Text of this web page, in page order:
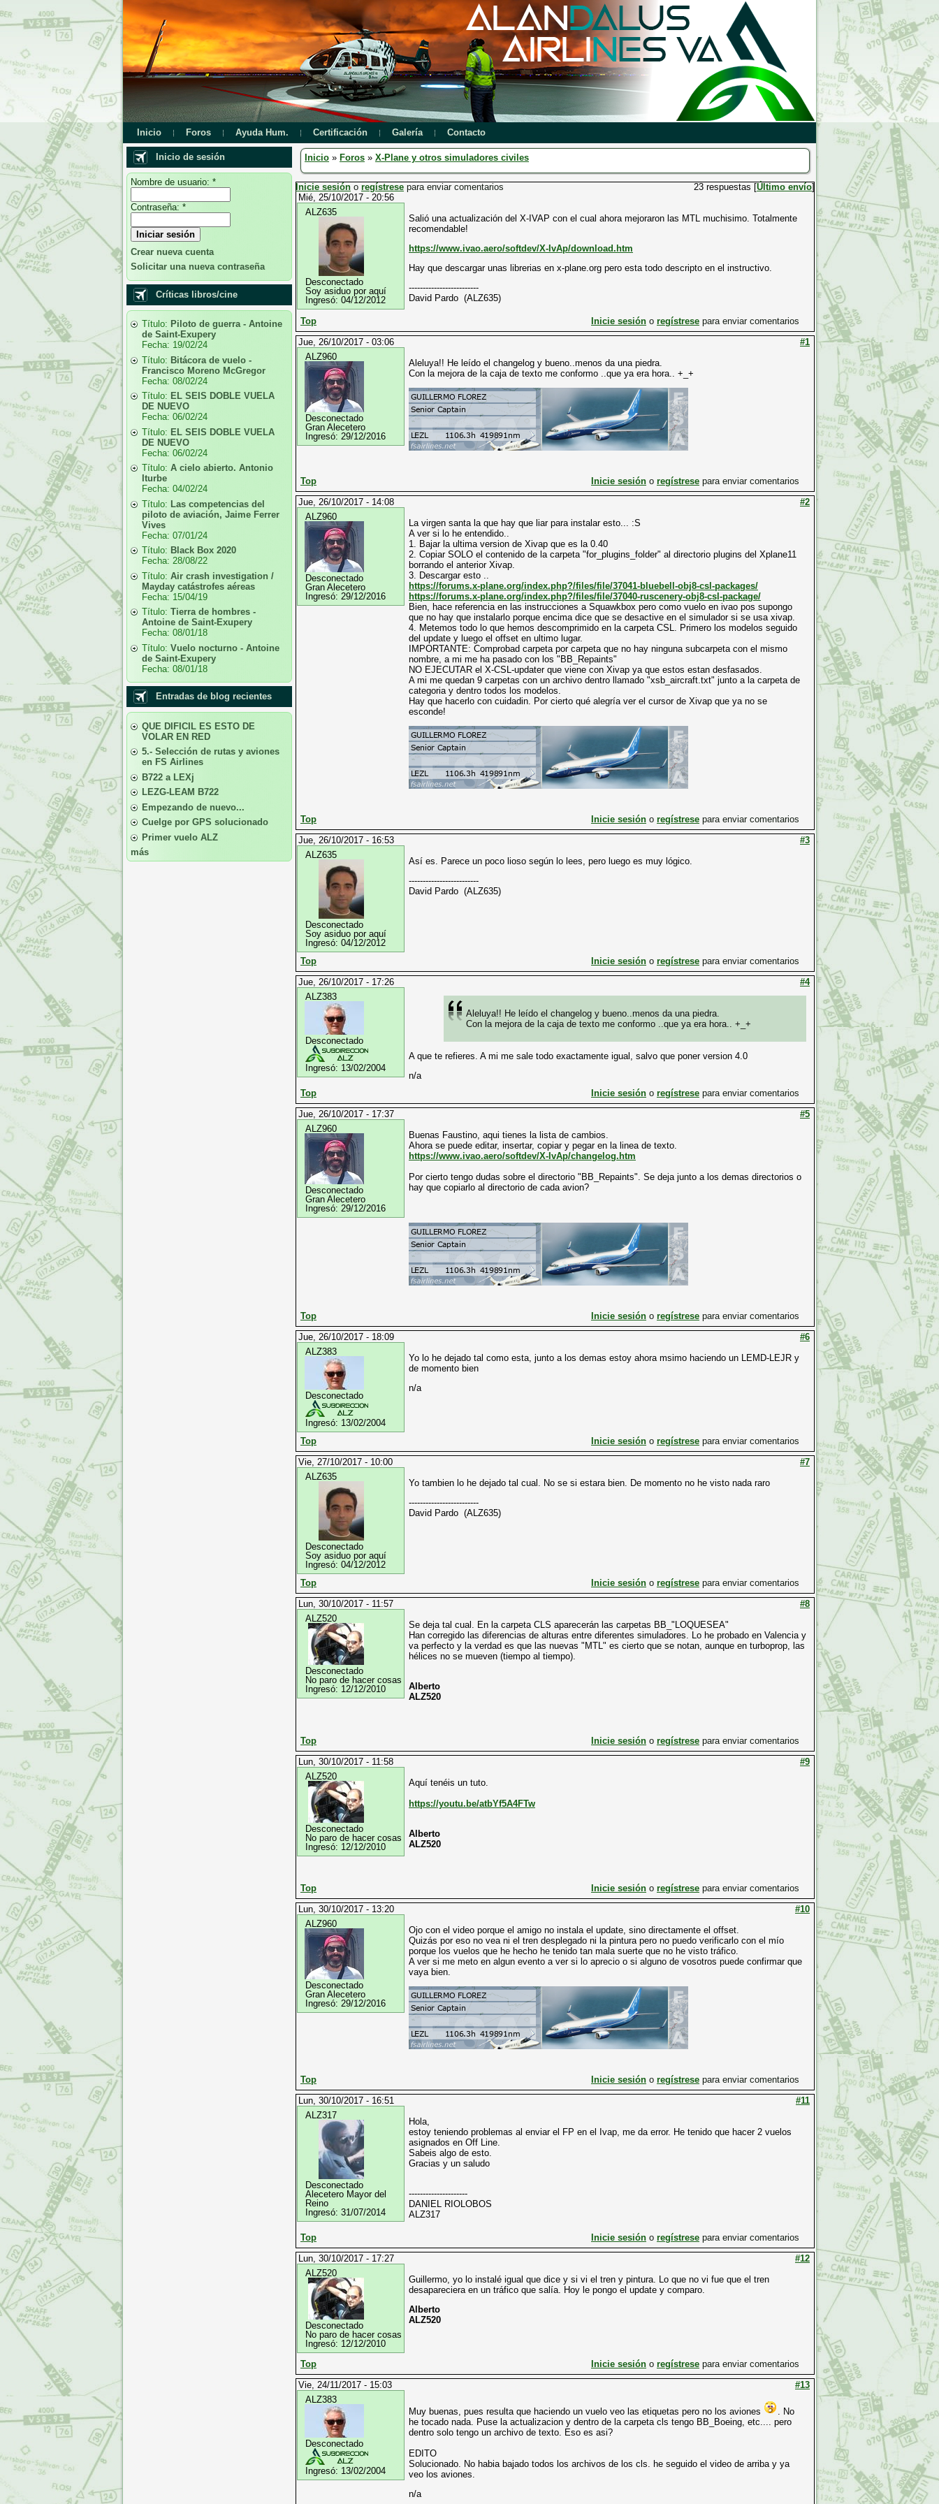
Inicio Foros Ayuda Hum. Certificación Galería Contacto
Inicio de sesión
Nombre de usuario: *
Contraseña: *
Crear nueva cuenta
Solicitar una nueva contraseña
Críticas libros/cine
Título: Piloto de guerra - Antoine
de Saint-Exupery
Fecha: 19/02/24
Título: Bitácora de vuelo -
Francisco Moreno McGregor
Fecha: 08/02/24
Título: EL SEIS DOBLE VUELA
DE NUEVO
Fecha: 06/02/24
Título: EL SEIS DOBLE VUELA
DE NUEVO
Fecha: 06/02/24
Título: A cielo abierto. Antonio
Iturbe
Fecha: 04/02/24
Título: Las competencias del
piloto de aviación, Jaime Ferrer
Vives
Fecha: 07/01/24
Título: Black Box 2020
Fecha: 28/08/22
Título: Air crash investigation /
Mayday catástrofes aéreas
Fecha: 15/04/19
Título: Tierra de hombres -
Antoine de Saint-Exupery
Fecha: 08/01/18
Título: Vuelo nocturno - Antoine
de Saint-Exupery
Fecha: 08/01/18
Entradas de blog recientes
QUE DIFICIL ES ESTO DE
VOLAR EN RED
5.- Selección de rutas y aviones
en FS Airlines
B722 a LEXj
LEZG-LEAM B722
Empezando de nuevo...
Cuelge por GPS solucionado
Primer vuelo ALZ
más
Inicio » Foros » X-Plane y otros simuladores civiles
Inicie sesión o regístrese para enviar comentarios 23 respuestas [Último envío]
Mié, 25/10/2017 - 20:56
ALZ635
Desconectado
Soy asiduo por aquí
Ingresó: 04/12/2012
Salió una actualización del X-IVAP con el cual ahora mejoraron las MTL muchisimo. Totalmente
recomendable!
https://www.ivao.aero/softdev/X-IvAp/download.htm
Hay que descargar unas librerias en x-plane.org pero esta todo descripto en el instructivo.
-------------------------
David Pardo (ALZ635)
Top Inicie sesión o regístrese para enviar comentarios
Jue, 26/10/2017 - 03:06
#1
ALZ960
Desconectado
Gran Alecetero
Ingresó: 29/12/2016
Aleluya!! He leído el changelog y bueno..menos da una piedra.
Con la mejora de la caja de texto me conformo ..que ya era hora.. +_+
Top Inicie sesión o regístrese para enviar comentarios
Jue, 26/10/2017 - 14:08
#2
ALZ960
Desconectado
Gran Alecetero
Ingresó: 29/12/2016
La virgen santa la que hay que liar para instalar esto... :S
A ver si lo he entendido..
1. Bajar la ultima version de Xivap que es la 0.40
2. Copiar SOLO el contenido de la carpeta "for_plugins_folder" al directorio plugins del Xplane11
borrando el anterior Xivap.
3. Descargar esto ..
https://forums.x-plane.org/index.php?/files/file/37041-bluebell-obj8-csl-packages/
https://forums.x-plane.org/index.php?/files/file/37040-ruscenery-obj8-csl-package/
Bien, hace referencia en las instrucciones a Squawkbox pero como vuelo en ivao pos supongo
que no hay que instalarlo porque encima dice que se desactive en el simulador si se usa xivap.
4. Metemos todo lo que hemos descomprimido en la carpeta CSL. Primero los modelos seguido
del update y luego el offset en ultimo lugar.
IMPORTANTE: Comprobad carpeta por carpeta que no hay ninguna subcarpeta con el mismo
nombre, a mi me ha pasado con los "BB_Repaints"
NO EJECUTAR el X-CSL-updater que viene con Xivap ya que estos estan desfasados.
A mi me quedan 9 carpetas con un archivo dentro llamado "xsb_aircraft.txt" junto a la carpeta de
categoria y dentro todos los modelos.
Hay que hacerlo con cuidadin. Por cierto qué alegría ver el cursor de Xivap que ya no se
esconde!
Top Inicie sesión o regístrese para enviar comentarios
Jue, 26/10/2017 - 16:53
#3
ALZ635
Desconectado
Soy asiduo por aquí
Ingresó: 04/12/2012
Así es. Parece un poco lioso según lo lees, pero luego es muy lógico.
-------------------------
David Pardo (ALZ635)
Top Inicie sesión o regístrese para enviar comentarios
Jue, 26/10/2017 - 17:26
#4
ALZ383
Desconectado
Ingresó: 13/02/2004
Aleluya!! He leído el changelog y bueno..menos da una piedra.
Con la mejora de la caja de texto me conformo ..que ya era hora.. +_+
A que te refieres. A mi me sale todo exactamente igual, salvo que poner version 4.0
n/a
Top
Inicie sesión o regístrese para enviar comentarios
Jue, 26/10/2017 - 17:37
#5
ALZ960
Desconectado
Gran Alecetero
Ingresó: 29/12/2016
Buenas Faustino, aqui tienes la lista de cambios.
Ahora se puede editar, insertar, copiar y pegar en la linea de texto.
https://www.ivao.aero/softdev/X-IvAp/changelog.htm
Por cierto tengo dudas sobre el directorio "BB_Repaints". Se deja junto a los demas directorios o
hay que copiarlo al directorio de cada avion?
Top Inicie sesión o regístrese para enviar comentarios
Jue, 26/10/2017 - 18:09
#6
ALZ383
Desconectado
Ingresó: 13/02/2004
Yo lo he dejado tal como esta, junto a los demas estoy ahora msimo haciendo un LEMD-LEJR y
de momento bien
n/a
Top Inicie sesión o regístrese para enviar comentarios
Vie, 27/10/2017 - 10:00
#7
ALZ635
Desconectado
Soy asiduo por aquí
Ingresó: 04/12/2012
Yo tambien lo he dejado tal cual. No se si estara bien. De momento no he visto nada raro
-------------------------
David Pardo (ALZ635)
Top Inicie sesión o regístrese para enviar comentarios
Lun, 30/10/2017 - 11:57
#8
ALZ520
Desconectado
No paro de hacer cosas
Ingresó: 12/12/2010
Se deja tal cual. En la carpeta CLS aparecerán las carpetas BB_"LOQUESEA"
Han corregido las diferencias de alturas entre diferentes simuladores. Lo he probado en Valencia y
va perfecto y la verdad es que las nuevas "MTL" es cierto que se notan, aunque en turboprop, las
hélices no se mueven (tiempo al tiempo).
Alberto
ALZ520
Top Inicie sesión o regístrese para enviar comentarios
Lun, 30/10/2017 - 11:58
#9
ALZ520
Desconectado
No paro de hacer cosas
Ingresó: 12/12/2010
Aquí tenéis un tuto.
https://youtu.be/atbYf5A4FTw
Alberto
ALZ520
Top Inicie sesión o regístrese para enviar comentarios
Lun, 30/10/2017 - 13:20
#10
ALZ960
Desconectado
Gran Alecetero
Ingresó: 29/12/2016
Ojo con el video porque el amigo no instala el update, sino directamente el offset.
Quizás por eso no vea ni el tren desplegado ni la pintura pero no puedo verificarlo con el mío
porque los vuelos que he hecho he tenido tan mala suerte que no he visto tráfico.
A ver si me meto en algun evento a ver si lo aprecio o si alguno de vosotros puede confirmar que
vaya bien.
Top Inicie sesión o regístrese para enviar comentarios
Lun, 30/10/2017 - 16:51
#11
ALZ317
Desconectado
Alecetero Mayor del
Reino
Ingresó: 31/07/2014
Hola,
estoy teniendo problemas al enviar el FP en el Ivap, me da error. He tenido que hacer 2 vuelos
asignados en Off Line.
Sabeis algo de esto.
Gracias y un saludo
---------------------
DANIEL RIOLOBOS
ALZ317
Top Inicie sesión o regístrese para enviar comentarios
Lun, 30/10/2017 - 17:27
#12
ALZ520
Desconectado
No paro de hacer cosas
Ingresó: 12/12/2010
Guillermo, yo lo instalé igual que dice y si vi el tren y pintura. Lo que no vi fue que el tren
desapareciera en un tráfico que salía. Hoy le pongo el update y comparo.
Alberto
ALZ520
Top Inicie sesión o regístrese para enviar comentarios
Vie, 24/11/2017 - 15:03
#13
ALZ383
Desconectado
Ingresó: 13/02/2004
Muy buenas, pues resulta que haciendo un vuelo veo las etiquetas pero no los aviones
. No
he tocado nada. Puse la actualizacion y dentro de la carpeta cls tengo BB_Boeing, etc.... pero
dentro solo tengo un archivo de texto. Eso es asi?
EDITO
Solucionado. No habia bajado todos los archivos de los cls. he seguido el video de arriba y ya
veo los aviones.
n/a